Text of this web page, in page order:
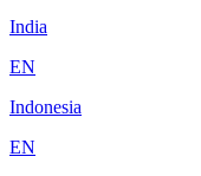
India
EN
Indonesia
EN